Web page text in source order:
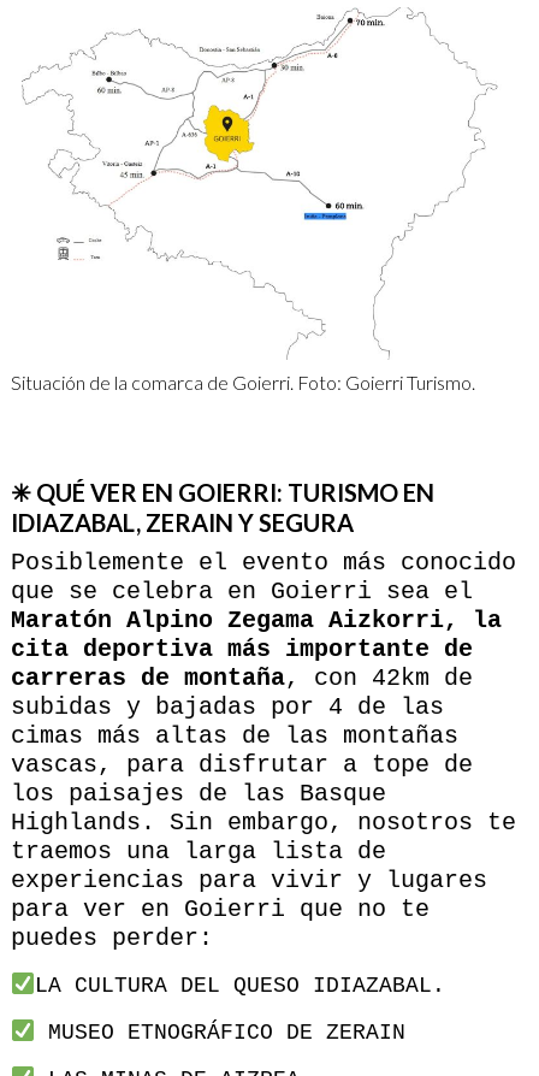
Situación de la comarca de Goierri. Foto: Goierri Turismo.
✳ QUÉ VER EN GOIERRI: TURISMO EN
IDIAZABAL, ZERAIN Y SEGURA
Posiblemente el evento más conocido
que se celebra en Goierri sea el
Maratón Alpino Zegama Aizkorri, la
cita deportiva más importante de
carreras de montaña, con 42km de
subidas y bajadas por 4 de las
cimas más altas de las montañas
vascas, para disfrutar a tope de
los paisajes de las Basque
Highlands. Sin embargo, nosotros te
traemos una larga lista de
experiencias para vivir y lugares
para ver en Goierri que no te
puedes perder:
LA CULTURA DEL QUESO IDIAZABAL.
MUSEO ETNOGRÁFICO DE ZERAIN